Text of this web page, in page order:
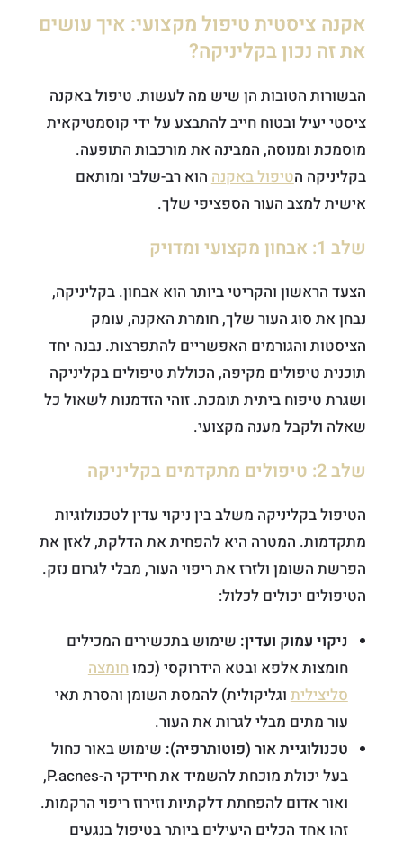
אקנה ציסטית טיפול מקצועי: איך עושים
את זה נכון בקליניקה?
הבשורות הטובות הן שיש מה לעשות. טיפול באקנה
ציסטי יעיל ובטוח חייב להתבצע על ידי קוסמטיקאית
מוסמכת ומנוסה, המבינה את מורכבות התופעה.
בקליניקה הטיפול באקנה הוא רב-שלבי ומותאם
אישית למצב העור הספציפי שלך.
שלב 1: אבחון מקצועי ומדויק
הצעד הראשון והקריטי ביותר הוא אבחון. בקליניקה,
נבחן את סוג העור שלך, חומרת האקנה, עומק
הציסטות והגורמים האפשריים להתפרצות. נבנה יחד
תוכנית טיפולים מקיפה, הכוללת טיפולים בקליניקה
ושגרת טיפוח ביתית תומכת. זוהי הזדמנות לשאול כל
שאלה ולקבל מענה מקצועי.
שלב 2: טיפולים מתקדמים בקליניקה
הטיפול בקליניקה משלב בין ניקוי עדין לטכנולוגיות
מתקדמות. המטרה היא להפחית את הדלקת, לאזן את
הפרשת השומן ולזרז את ריפוי העור, מבלי לגרום נזק.
הטיפולים יכולים לכלול:
ניקוי עמוק ועדין: שימוש בתכשירים המכילים
חומצות אלפא ובטא הידרוקסי (כמוחומצה
סליצילית וגליקולית) להמסת השומן והסרת תאי
עור מתים מבלי לגרות את העור.
טכנולוגיית אור (פוטותרפיה): שימוש באור כחול
בעל יכולת מוכחת להשמיד את חיידקי ה-P.acnes,
ואור אדום להפחתת דלקתיות וזירוז ריפוי הרקמות.
זהו אחד הכלים היעילים ביותר בטיפול בנגעים